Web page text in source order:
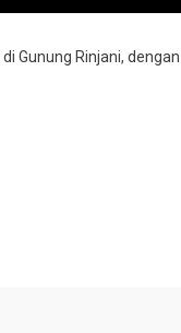
Gunung Rinjani,